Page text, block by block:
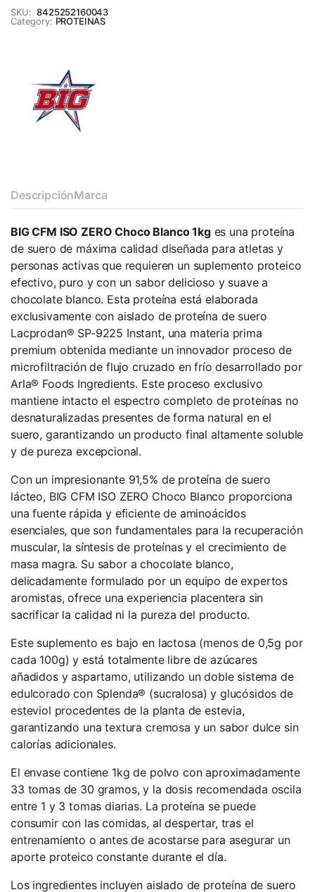
SKU: 8425252160043
Category: PROTEINAS
DescripciónMarca
BIG CFM ISO ZERO Choco Blanco 1kges una proteína
de suero de máxima calidad diseñada para atletas y
personas activas que requieren un suplemento proteico
efectivo, puro y con un sabor delicioso y suave a
chocolate blanco. Esta proteína está elaborada
exclusivamente con aislado de proteína de suero
Lacprodan® SP-9225 Instant, una materia prima
premium obtenida mediante un innovador proceso de
microfiltración de flujo cruzado en frío desarrollado por
Arla® Foods Ingredients. Este proceso exclusivo
mantiene intacto el espectro completo de proteínas no
desnaturalizadas presentes de forma natural en el
suero, garantizando un producto final altamente soluble
y de pureza excepcional.
Con un impresionante 91,5% de proteína de suero
lácteo, BIG CFM ISO ZERO Choco Blanco proporciona
una fuente rápida y eficiente de aminoácidos
esenciales, que son fundamentales para la recuperación
muscular, la síntesis de proteínas y el crecimiento de
masa magra. Su sabor a chocolate blanco,
delicadamente formulado por un equipo de expertos
aromistas, ofrece una experiencia placentera sin
sacrificar la calidad ni la pureza del producto.
Este suplemento es bajo en lactosa (menos de 0,5g por
cada 100g) y está totalmente libre de azúcares
añadidos y aspartamo, utilizando un doble sistema de
edulcorado con Splenda® (sucralosa) y glucósidos de
esteviol procedentes de la planta de estevia,
garantizando una textura cremosa y un sabor dulce sin
calorías adicionales.
El envase contiene 1kg de polvo con aproximadamente
33 tomas de 30 gramos, y la dosis recomendada oscila
entre 1 y 3 tomas diarias. La proteína se puede
consumir con las comidas, al despertar, tras el
entrenamiento o antes de acostarse para asegurar un
aporte proteico constante durante el día.
Los ingredientes incluyen aislado de proteína de suero